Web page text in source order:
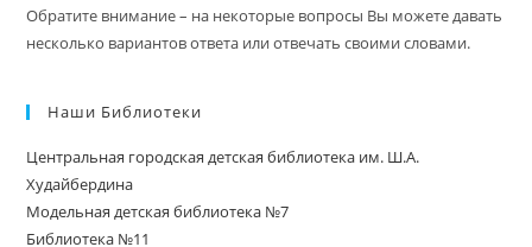
Обратите внимание – на некоторые вопросы Вы можете давать
несколько вариантов ответа или отвечать своими словами.
Наши Библиотеки
Центральная городская детская библиотека им. Ш.А.
Худайбердина
Модельная детская библиотека №7
Библиотека №11